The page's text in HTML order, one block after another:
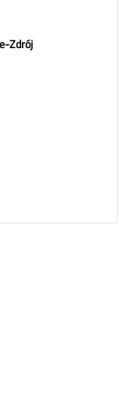
Zdrój